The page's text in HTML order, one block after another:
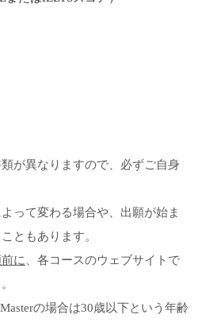
が異なりますので、必ずご自身
って変わる場合や、出願が始ま
ともあります。
に
、各コースのウェブサイトで
の場合は30歳以下という年齢